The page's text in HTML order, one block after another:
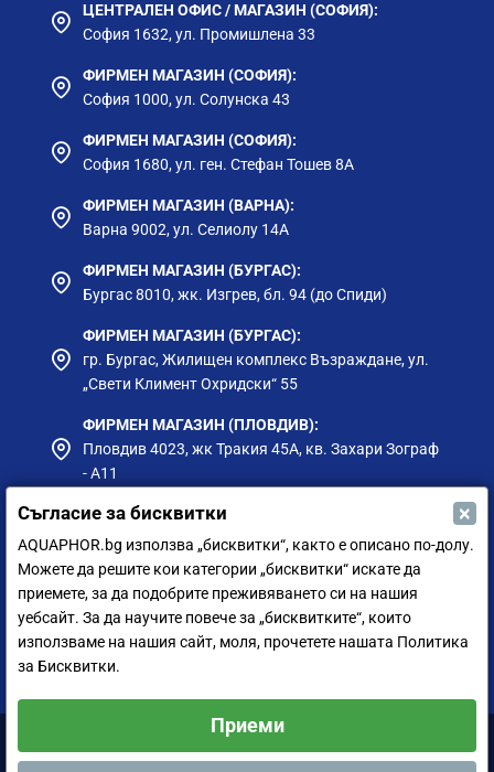
ЦЕНТРАЛЕН ОФИС / МАГАЗИН (СОФИЯ):
София 1632, ул. Промишлена 33
ФИРМЕН МАГАЗИН (СОФИЯ):
София 1000, ул. Солунска 43
ФИРМЕН МАГАЗИН (СОФИЯ):
София 1680, ул. ген. Стефан Тошев 8А
ФИРМЕН МАГАЗИН (ВАРНА):
Варна 9002, ул. Селиолу 14А
ФИРМЕН МАГАЗИН (БУРГАС):
Бургас 8010, жк. Изгрев, бл. 94 (до Спиди)
ФИРМЕН МАГАЗИН (БУРГАС):
гр. Бургас, Жилищен комплекс Възраждане, ул.
„Свети Климент Охридски“ 55
ФИРМЕН МАГАЗИН (ПЛОВДИВ):
Пловдив 4023, жк Тракия 45А, кв. Захари Зограф
- А11
ФИРМЕН МАГАЗИН (РУСЕ):
гр. Русе, ул. Борисова 73, до Приста Ойл
ФИРМЕН МАГАЗИН (СИЛИСТРА):
гр. Силистра, ул. Петър Мутафчиев 75
ЦЕНТРАЛЕН СКЛАД (СОФИЯ):
София 1528, ул. Мюнхен 14
Съгласие за бисквитки ×
AQUAPHOR.bg използва „бисквитки“, както е описано по-долу.
Можете да решите кои категории „бисквитки“ искате да
приемете, за да подобрите преживяването си на нашия
уебсайт. За да научите повече за „бисквитките“, които
използваме на нашия сайт, моля, прочетете нашата Политика
за Бисквитки.
Приеми